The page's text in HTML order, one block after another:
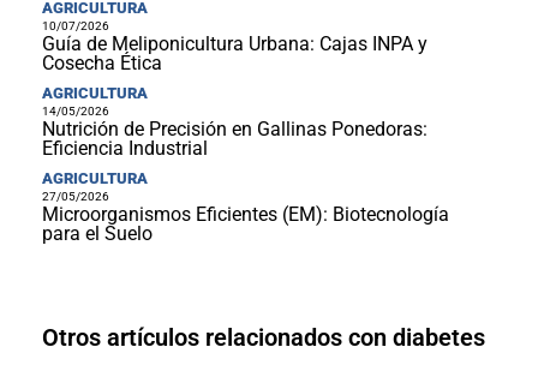
AGRICULTURA
10/07/2026
Guía de Meliponicultura Urbana: Cajas INPA y
Cosecha Ética
AGRICULTURA
14/05/2026
Nutrición de Precisión en Gallinas Ponedoras:
Eficiencia Industrial
AGRICULTURA
27/05/2026
Microorganismos Eficientes (EM): Biotecnología
para el Suelo
Otros artículos relacionados con diabetes